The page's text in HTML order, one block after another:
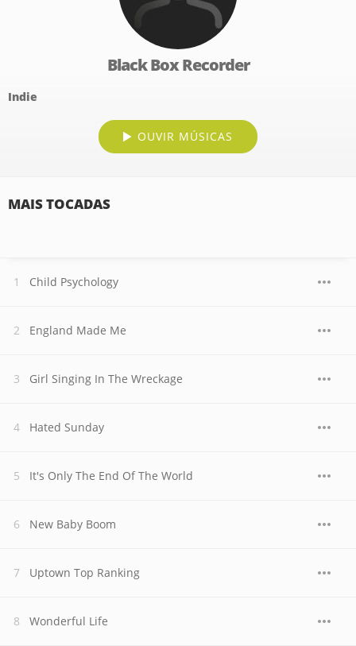
Black Box Recorder
Indie
OUVIR MÚSICAS
MAIS TOCADAS
Child Psychology
England Made Me
Girl Singing In The Wreckage
Hated Sunday
It's Only The End Of The World
New Baby Boom
Uptown Top Ranking
Wonderful Life